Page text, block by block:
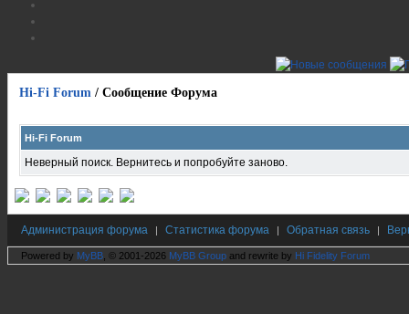
Hi-Fi Forum / Сообщение Форума
Hi-Fi Forum
Неверный поиск. Вернитесь и попробуйте заново.
Администрация форума | Статистика форума | Обратная связь |
Powered by MyBB , © 2001-2026 MyBB Group and rewrite by Hi Fidelity Forum